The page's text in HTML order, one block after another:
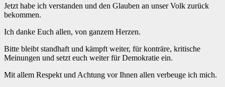
Jetzt habe ich verstanden und den Glauben an unser Volk zurück
bekommen.
Ich danke Euch allen, von ganzem Herzen.
Bitte bleibt standhaft und kämpft weiter, für konträre, kritische
Meinungen und setzt euch weiter für Demokratie ein.
Mit allem Respekt und Achtung vor Ihnen allen verbeuge ich mich.